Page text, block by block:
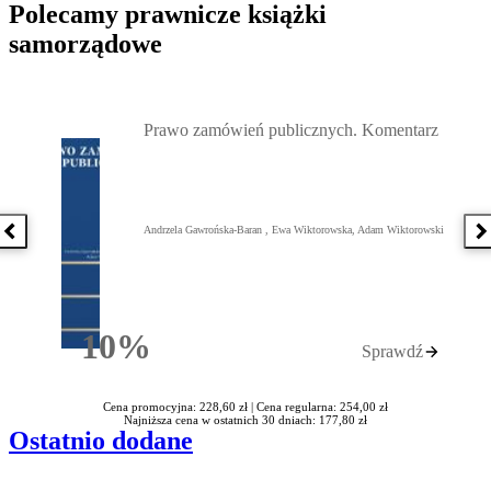
Polecamy prawnicze książki
samorządowe
Poprzednia książka
10%Rabatu
Prawo zamówień publicznych. Komentarz
Andrzela Gawrońska-Baran , Ewa Wiktorowska, Adam Wiktorowski
Sprawdź
Cena promocyjna: 228,60 zł | Cena regularna: 254,00 zł
Najniższa cena w ostatnich 30 dniach: 177,80 zł
Ostatnio dodane